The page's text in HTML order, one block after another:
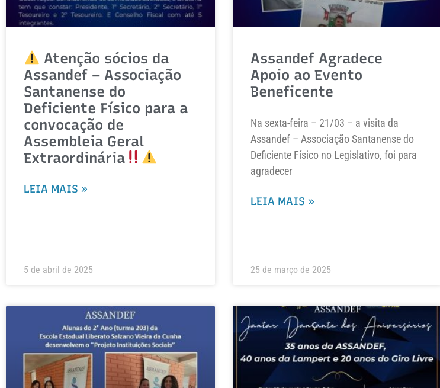
Atenção sócios da
Assandef – Associação
Santanense do
Deficiente Físico para a
convocação de
Assembleia Geral
Extraordinária
LEIA MAIS »
5 de abril de 2025
Assandef Agradece
Apoio ao Evento
Beneficente
Na sexta-feira – 21/03 – a visita da
Assandef – Associação Santanense do
Deficiente Físico no Legislativo, foi para
agradecer
LEIA MAIS »
25 de março de 2025